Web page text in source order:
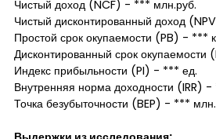
Чистый доход (NCF) - *** млн.руб.
Чистый дисконтированный доход
Простой срок окупаемости (PB) - ***
Дисконтированный срок
Индекс прибыльности (PI) - *** ед.
Внутренняя норма доходности (IRR)
Точка безубыточности (BEP) - ***